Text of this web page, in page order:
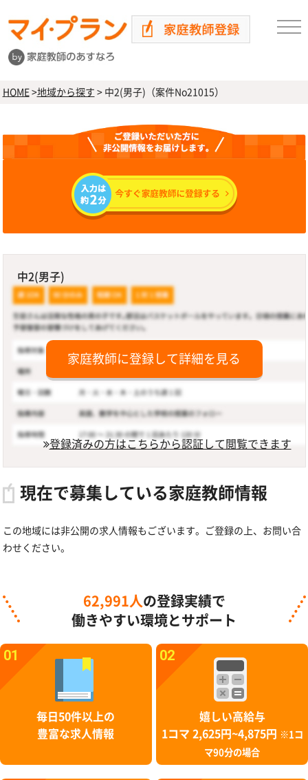
HOME>地域から探す >中2(男子)（案件No21015）
中2(男子)
家庭教師に登録して詳細を見る
登録済みの方はこちらから認証して閲覧できます
現在で募集している家庭教師情報
この地域には非公開の求人情報もございます。ご登録の上、お問い合
わせください。
62,991人 の登録実績で
働きやすい環境とサポート
01
毎日50件以上の
豊富な求人情報
02
嬉しい高給与
1コマ 2,625円~4,875円
※1コ
マ90分の場合